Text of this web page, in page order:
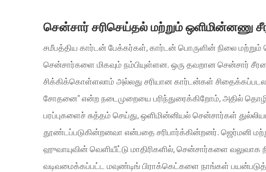
சென்சார் சரிசெய்தல் மற்றும் ஒளிமின்னணு
சமீபத்திய கார்டன் பேக்கர்கள், கார்டன் பொருளின் நிலை
சென்சார்களை மிகவும் நம்பியுள்ளன. ஒரு தவறான சென்சார்
சிக்கிக்கொள்ளலாம் அல்லது சரியான கார்டன்கள்
சோதனை" என்ற நடைமுறையை பரிந்துரைக்கிறோம், அதில்
பரப்புகளைச் சுத்தம் செய்து, ஒளிமின்னியல் சென்சார்கள்
தூண்டப்படுகின்றனவா என்பதை சரிபார்க்கின்றனர். ஜெர்மனி
ஹுவாயுவின் வெளியீட்டு மாதிரிகளில், சென்சார்களை வலுவாக
வடிவமைக்கப்பட்ட மவுண்டிங் பிராக்கெட்களை நாங்கள்